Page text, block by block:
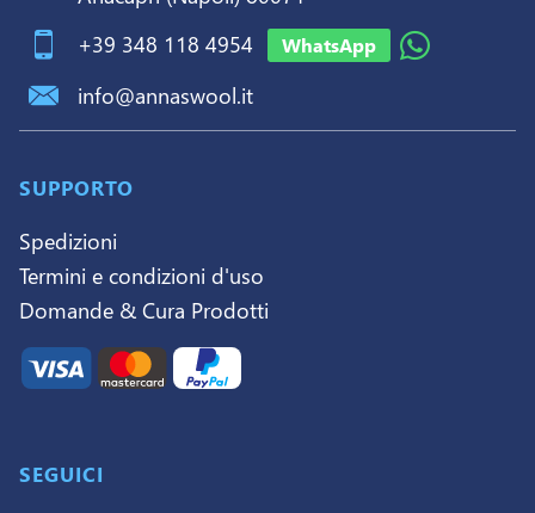
+39 348 118 4954
WhatsApp
info@annaswool.it
SUPPORTO
Spedizioni
Termini e condizioni d'uso
Domande & Cura Prodotti
SEGUICI